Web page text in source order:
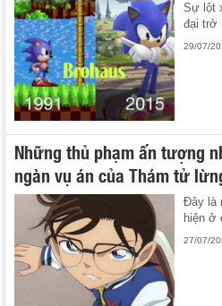
Sự lột
đại trở
29/07/
Những thủ phạm ấn tượng
ngàn vụ án của Thám tử
Đây là
hiện ở
27/07/